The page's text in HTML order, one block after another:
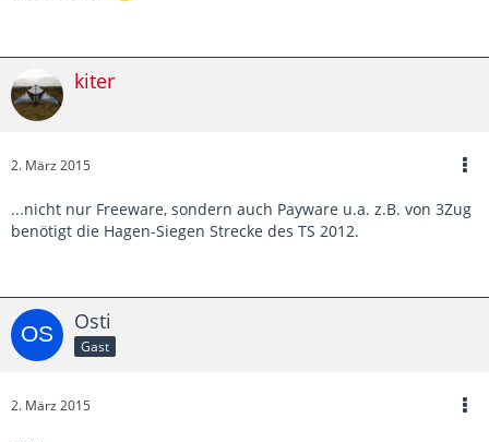
kiter
2. März 2015
...nicht nur Freeware, sondern auch Payware u.a. z.B. von 3Zug
benötigt die Hagen-Siegen Strecke des TS 2012.
Osti
Gast
2. März 2015